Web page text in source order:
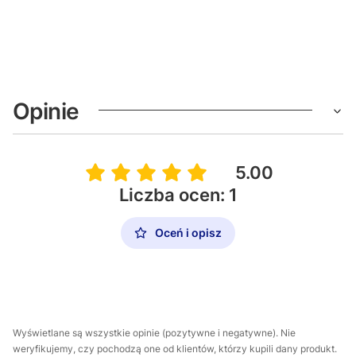
Opinie
5.00
Liczba ocen: 1
Oceń i opisz
Wyświetlane są wszystkie opinie (pozytywne i negatywne). Nie
weryfikujemy, czy pochodzą one od klientów, którzy kupili dany produkt.